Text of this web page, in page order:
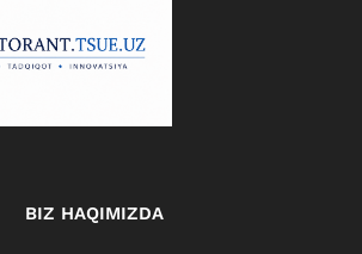
BIZ HAQIMIZDA